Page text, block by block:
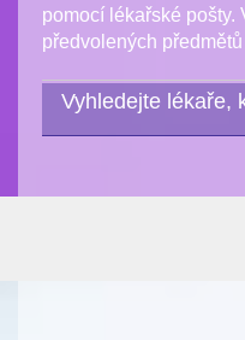
pomocí lékařské pošty.
předvolených